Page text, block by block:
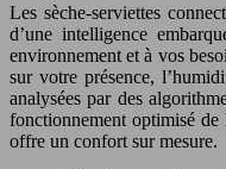
Les sèche-serviettes
d’une intelligence
environnement et à vos
sur votre présence,
analysées par des
fonctionnement optimisé de
offre un confort sur mesure.